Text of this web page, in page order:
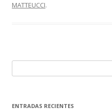
k
MATTEUCCI.
u
c
ENTRADAS RECIENTES